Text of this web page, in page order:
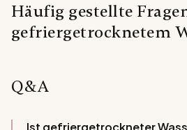
Häufig gestellte
gefriergetrocknetem
Q&A
Ist gefriergetrockneter